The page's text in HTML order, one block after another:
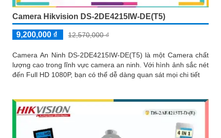
Camera Hikvision DS-2DE4215IW-DE(T5)
9,200,000 ₫ 12,570,000 ₫
Camera An Ninh DS-2DE4215IW-DE(T5) là một Camera chất
lượng cao trong lĩnh vực camera an ninh. Với hình ảnh sắc nét
đến Full HD 1080P, bạn có thể dễ dàng quan sát mọi chi tiết